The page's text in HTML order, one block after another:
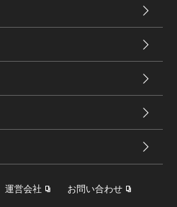
運営会社 お問い合わせ